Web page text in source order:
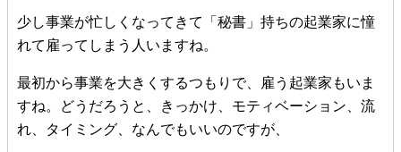
少し事業が忙しくなってきて「秘書」持ちの起業家に憧
れて雇ってしまう人いますね。
最初から事業を大きくするつもりで、雇う起業家もいま
すね。どうだろうと、きっかけ、モティベーション、流
れ、タイミング、なんでもいいのですが、